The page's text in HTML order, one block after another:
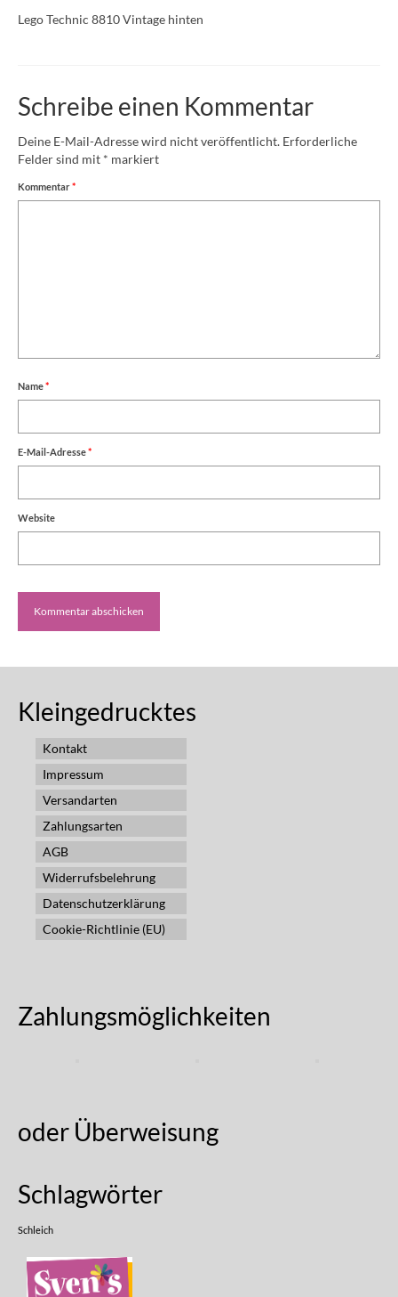
Lego Technic 8810 Vintage hinten
Schreibe einen Kommentar
Deine E-Mail-Adresse wird nicht veröffentlicht. Erforderliche
Felder sind mit * markiert
Kommentar*
Name*
E-Mail-Adresse*
Website
Kleingedrucktes
Kontakt
Impressum
Versandarten
Zahlungsarten
AGB
Widerrufsbelehrung
Datenschutzerklärung
Cookie-Richtlinie (EU)
Zahlungsmöglichkeiten
oder Überweisung
Schlagwörter
Schleich